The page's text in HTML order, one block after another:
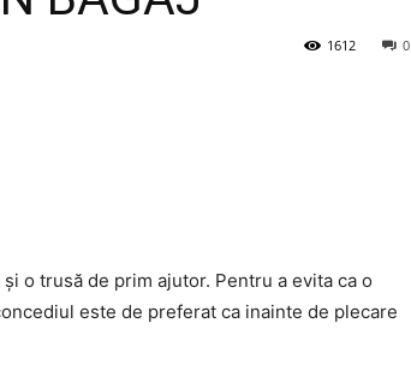
0
1612
o trusă de prim ajutor. Pentru a evita ca o
este de preferat ca inainte de plecare